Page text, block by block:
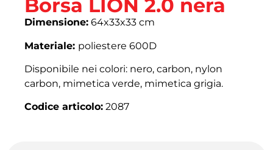
Borsa LION 2.0 nera
Dimensione: 64x33x33 cm
Materiale: poliestere 600D
Disponibile nei colori: nero, carbon, nylon
carbon, mimetica verde, mimetica grigia.
Codice articolo: 2087